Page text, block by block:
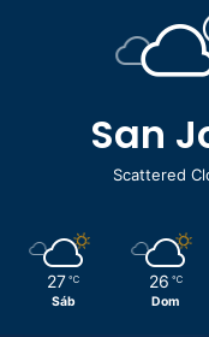
San
Scattered
27 ℃
Sáb
26 ℃
Dom